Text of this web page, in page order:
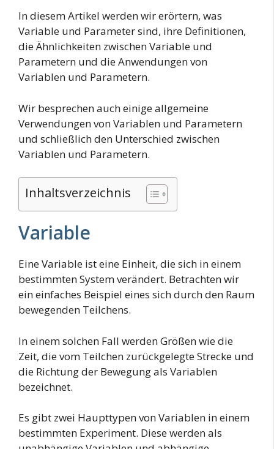
In diesem Artikel werden wir erörtern, was
Variable und Parameter sind, ihre Definitionen,
die Ähnlichkeiten zwischen Variable und
Parametern und die Anwendungen von
Variablen und Parametern.
Wir besprechen auch einige allgemeine
Verwendungen von Variablen und Parametern
und schließlich den Unterschied zwischen
Variablen und Parametern.
Inhaltsverzeichnis
Variable
Eine Variable ist eine Einheit, die sich in einem
bestimmten System verändert. Betrachten wir
ein einfaches Beispiel eines sich durch den Raum
bewegenden Teilchens.
In einem solchen Fall werden Größen wie die
Zeit, die vom Teilchen zurückgelegte Strecke und
die Richtung der Bewegung als Variablen
bezeichnet.
Es gibt zwei Haupttypen von Variablen in einem
bestimmten Experiment. Diese werden als